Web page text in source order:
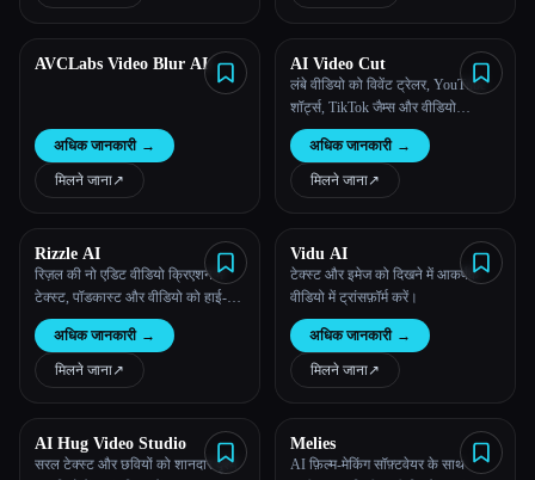
AVCLabs Video Blur AI
अधिक जानकारी →
मिलने जाना↗︎
AI Video Cut
लंबे वीडियो को विवेंट ट्रेलर, YouTube
शॉर्ट्स, TikTok जैम्स और वीडियो
विज्ञापनों में बदलें
अधिक जानकारी →
मिलने जाना↗︎
Rizzle AI
रिज़ल की नो एडिट वीडियो क्रिएशन में
टेक्स्ट, पॉडकास्ट और वीडियो को हाई-
क्वालिटी कॉन्टेंट में बदलने के लिए AI का
इस्तेमाल किया जाता है।
अधिक जानकारी →
मिलने जाना↗︎
Vidu AI
टेक्स्ट और इमेज को दिखने में आकर्षक
वीडियो में ट्रांसफ़ॉर्म करें।
अधिक जानकारी →
मिलने जाना↗︎
AI Hug Video Studio
सरल टेक्स्ट और छवियों को शानदार दृश्य
Melies
AI फ़िल्म-मेकिंग सॉफ़्टवेयर के साथ